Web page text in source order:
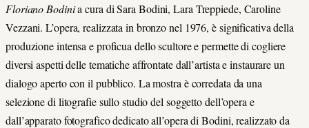
Floriano Bodinia cura di Sara Bodini, Lara Treppiede, Caroline
Vezzani. L’opera, realizzata in bronzo nel 1976, è significativa della
produzione intensa e proficua dello scultore e permette di cogliere
diversi aspetti delle tematiche affrontate dall’artista e instaurare un
dialogo aperto con il pubblico. La mostra è corredata da una
selezione di litografie sullo studio del soggetto dell’opera e
dall’apparato fotografico dedicato all’opera di Bodini, realizzato da